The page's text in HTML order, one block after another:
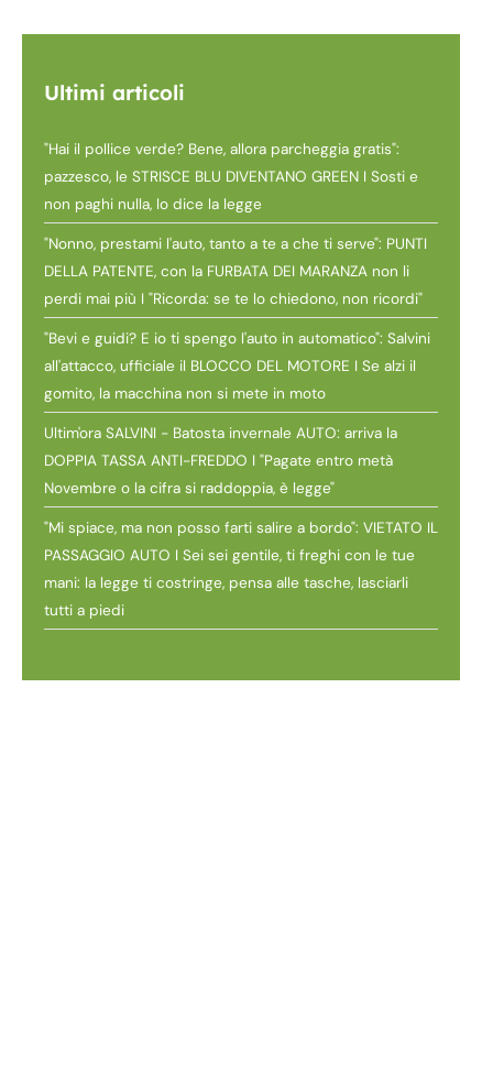
Ultimi articoli
"Hai il pollice verde? Bene, allora parcheggia gratis":
pazzesco, le STRISCE BLU DIVENTANO GREEN I Sosti e
non paghi nulla, lo dice la legge
"Nonno, prestami l'auto, tanto a te a che ti serve": PUNTI
DELLA PATENTE, con la FURBATA DEI MARANZA non li
perdi mai più I "Ricorda: se te lo chiedono, non ricordi"
"Bevi e guidi? E io ti spengo l'auto in automatico": Salvini
all'attacco, ufficiale il BLOCCO DEL MOTORE I Se alzi il
gomito, la macchina non si mete in moto
Ultim'ora SALVINI - Batosta invernale AUTO: arriva la
DOPPIA TASSA ANTI-FREDDO I "Pagate entro metà
Novembre o la cifra si raddoppia, è legge"
"Mi spiace, ma non posso farti salire a bordo": VIETATO IL
PASSAGGIO AUTO I Sei sei gentile, ti freghi con le tue
mani: la legge ti costringe, pensa alle tasche, lasciarli
tutti a piedi